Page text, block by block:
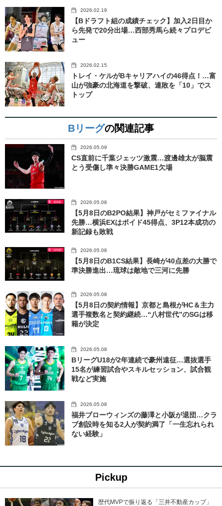
2026.02.19
【Bドラフト組の成績チェック】加入2日目か
ら先発で20分出場…西部秀馬ら続々プロデビ
ュー
2026.02.15
トレイ・ケルがBキャリアハイの46得点！…富
山が強豪の北海道を撃破、連敗を「10」でス
トップ
Bリーグの関連記事
2026.05.09
CS直前に千葉ジェッツ激震…渡邊雄太が脳震
とう受傷し準々決勝GAME1欠場
2026.05.08
【5月8日のB2PO結果】神戸がセミファイナル
先勝…横浜EXはボイド45得点、3P12本成功の
新記録も敗戦
2026.05.08
【5月8日のB1CS結果】長崎が40点差の大勝で
準決勝進出…琉球は敵地で三河に先勝
2026.05.08
【5月8日の契約情報】京都と島根がHC＆主力
選手複数名と契約継続…“八村世代”のSGは移
籍が決定
2026.05.08
BリーグU18が2年連続で豪州遠征…選抜選手
15名が練習試合やスキルセッション、試合観
戦など実施
2026.05.08
福井ブローウィンズの藤澤と小阪が退団…クラ
ブ創設時を知る2人が契約満了「一生忘れられ
ない経験」
Pickup
歴代MVPで振り返る「三井不動産カップ」